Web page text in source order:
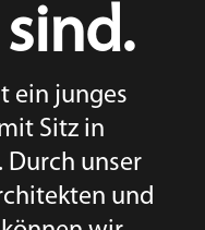
ein junges
Sitz in
Durch unser
und